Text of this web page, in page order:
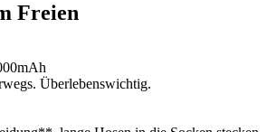
Freien
Überlebenswichtig.